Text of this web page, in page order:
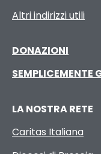
Altri indirizzi utili
DONAZIONI
SEMPLICEMENTE
LA NOSTRA RETE
Caritas Italiana